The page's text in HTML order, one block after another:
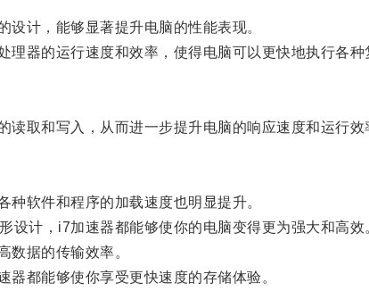
计，能够显著提升电脑的性能表现。
器的运行速度和效率，使得电脑可以更快地执行各种
取和写入，从而进一步提升电脑的响应速度和运行效
软件和程序的加载速度也明显提升。
计，i7加速器都能够使你的电脑变得更为强大和高效
据的传输效率。
都能够使你享受更快速度的存储体验。